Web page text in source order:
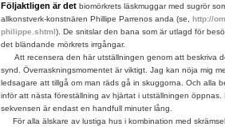
Följaktligen är det biomörkrets läskmuggar med sugrör
allkonstverk-konstnären Phillipe Parrenos anda (se, http://
philippe.shtml). De snitslar den bana som är utlagd för
det bländande mörkrets irrgångar.
Att recensera den här utställningen genom att beskriva
synd. Överraskningsmomentet är viktigt. Jag kan nöja mig
ledsagare att tillgå om man räds gå in skuggorna. Och alla
inför att nästa föreställning av hjärtat i utställningen öppnas.
sekvensen är endast en handfull minuter lång.
För alla älskare av lustiga hus i kombination med